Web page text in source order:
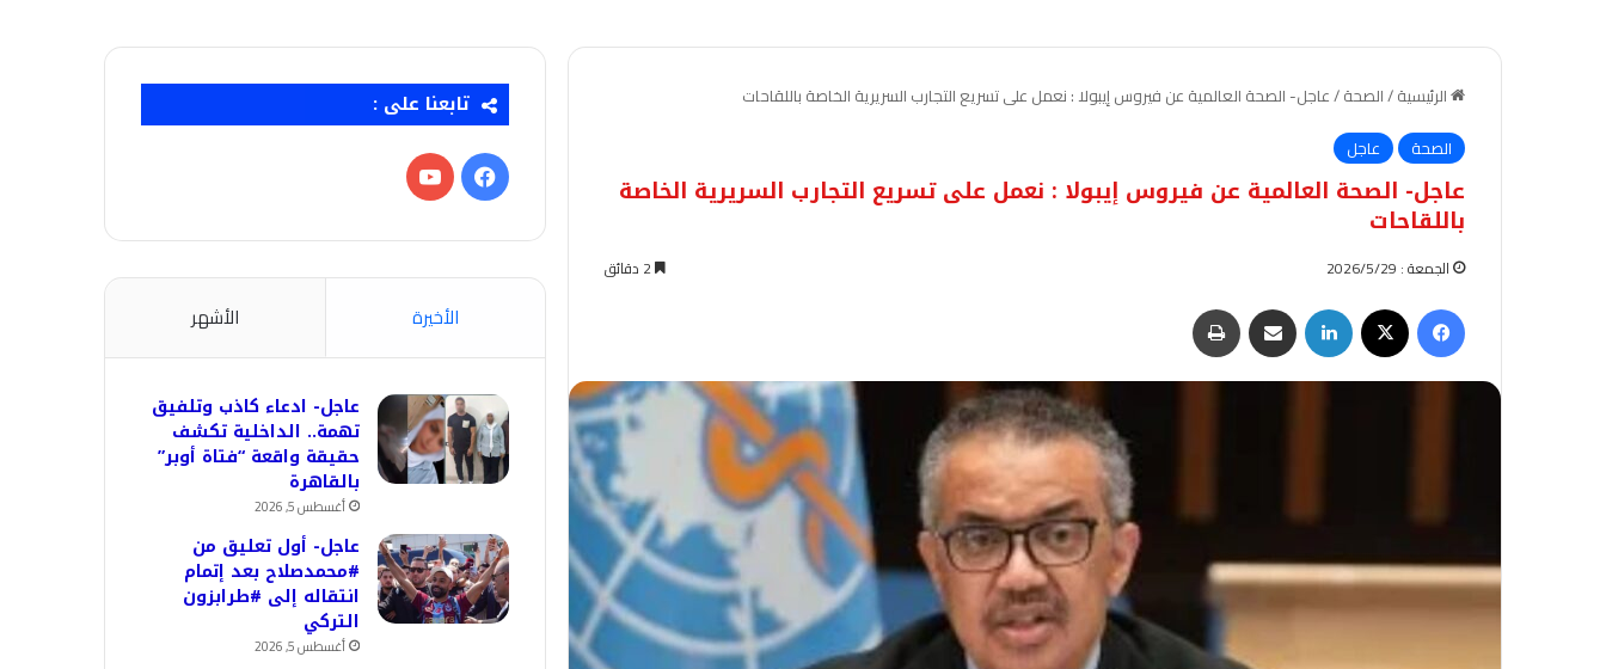
الرئيسية/الصحة/عاجل- الصحة العالمية عن فيروس إيبولا : نعمل على تسريع التجارب السريرية الخاصة باللقاحات
الصحة
عاجل
عاجل- الصحة العالمية عن فيروس إيبولا : نعمل على تسريع التجارب السريرية الخاصة
باللقاحات
الجمعة : 2026/5/29
فيسبوك لينكدإن مشاركة عبر البريد
تابعنا على :
فيسبوك‫YouTube
الأخيرة الأشهر
عاجل- ادعاء كاذب وتلفيق
تهمة.. الداخلية تكشف
حقيقة واقعة “فتاة أوبر”
بالقاهرة
أغسطس 5, 2026
عاجل- أول تعليق من
#محمدصلاح بعد إتمام
انتقاله إلى #طرابزون
التركي
أغسطس 5, 2026